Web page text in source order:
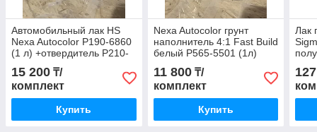
Автомобильный лак HS
Nexa Autocolor P190-6860
(1 л) +отвердитель P210-
844 (0,5 л)
15 200 ₸/
комплект
Купить
Nexa Autocolor грунт
наполнитель 4:1 Fast Build
белый P565-5501 (1л)
+отвердитель P210-796
(0,2 л)
11 800₸/
комплект
Купить
Лак
л,